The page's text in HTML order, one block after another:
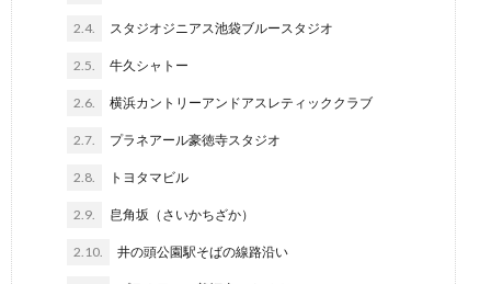
2.4. スタジオジニアス池袋ブルースタジオ
2.5. 牛久シャトー
2.6. 横浜カントリーアンドアスレティッククラブ
2.7. プラネアール豪徳寺スタジオ
2.8. トヨタマビル
2.9. 皀角坂（さいかちざか）
2.10. 井の頭公園駅そばの線路沿い